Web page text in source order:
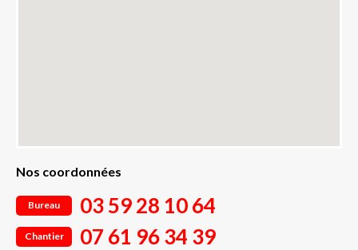
Nos coordonnées
Bureau 03 59 28 10 64
Chantier 07 61 96 34 39